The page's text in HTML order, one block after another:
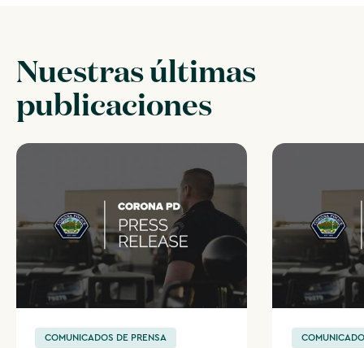
Nuestras últimas
publicaciones
COMUNICADOS DE PRENSA